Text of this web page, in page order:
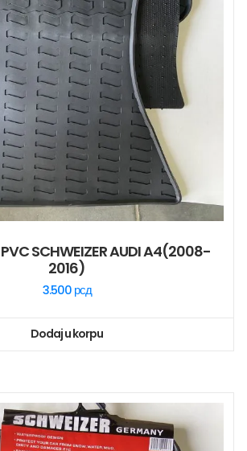
SCHWEIZER AUDI A4(2008-
2016)
3.500 рсд
Dodaj u korpu